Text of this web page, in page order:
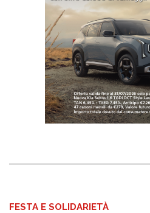
FESTA E SOLIDARIETÀ